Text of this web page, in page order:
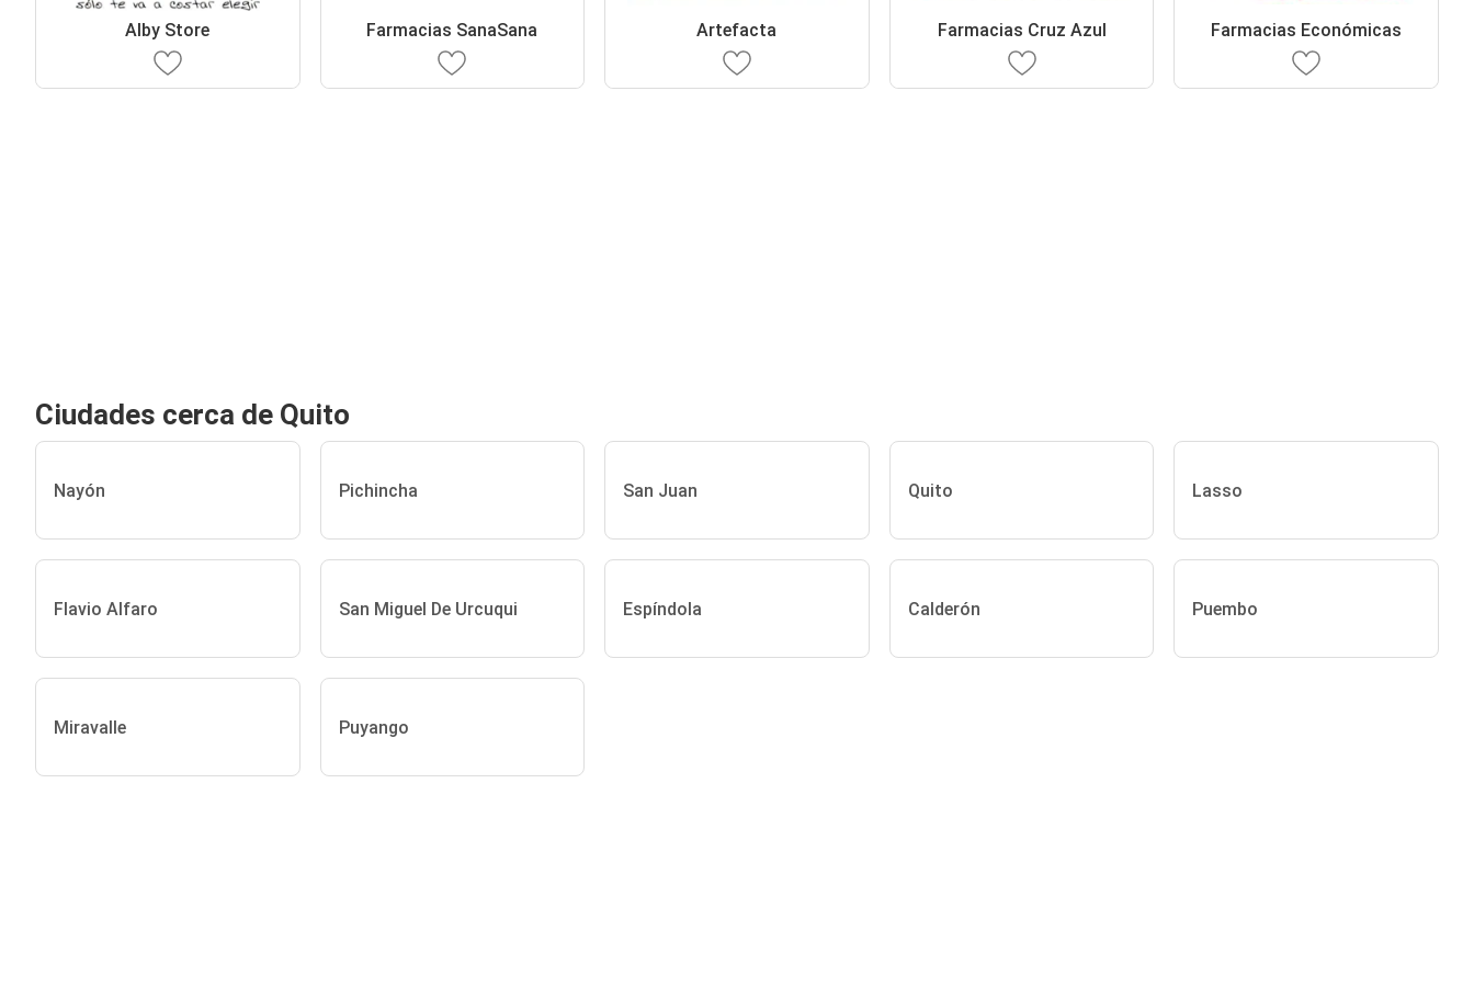
Alby Store Farmacias SanaSana Artefacta Farmacias Cruz Azul Farmacias Económicas
Ciudades cerca de Quito
Nayón Pichincha San Juan Quito Lasso
Flavio Alfaro San Miguel De Urcuqui Espíndola Calderón Puembo
Miravalle Puyango